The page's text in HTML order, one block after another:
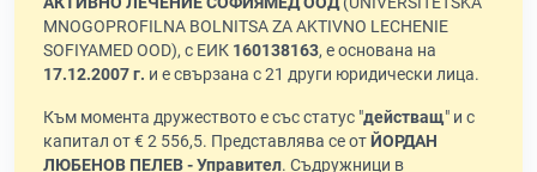
MNOGOPROFILNA BOLNITSA ZA AKTIVNO LECHENIE
SOFIYAMED OOD), с ЕИК 160138163, е основана на
17.12.2007 г. и е свързана с 21 други юридически лица.
Към момента дружеството е със статус "действащ" и с
капитал от € 2 556,5. Представлява се отЙОРДАН
ЛЮБЕНОВ ПЕЛЕВ - Управител. Съдружници в